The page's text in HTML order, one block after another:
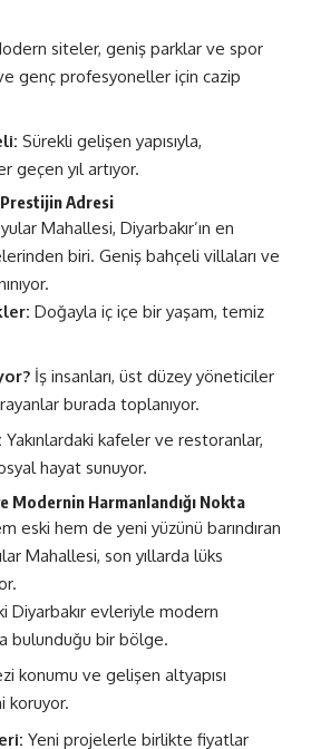
siteler, geniş parklar ve spor
genç profesyoneller için cazip
Sürekli gelişen yapısıyla,
geçen yıl artıyor.
Adresi
Mahallesi, Diyarbakır’ın en
biri. Geniş bahçeli villaları ve
Doğayla iç içe bir yaşam, temiz
İş insanları, üst düzey yöneticiler
burada toplanıyor.
Yakınlardaki kafeler ve restoranlar,
hayat sunuyor.
Modernin Harmanlandığı Nokta
eski hem de yeni yüzünü barındıran
Mahallesi, son yıllarda lüks
Diyarbakır evleriyle modern
bulunduğu bir bölge.
konumu ve gelişen altyapısı
koruyor.
Yeni projelerle birlikte fiyatlar